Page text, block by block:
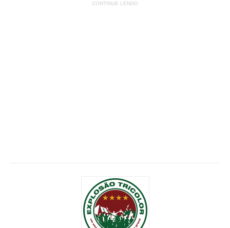
CONTINUE LENDO